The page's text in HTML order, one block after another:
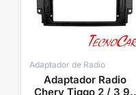
Adaptador de Radio
Adaptador Radio
Chery Tiggo 2 / 3 9″